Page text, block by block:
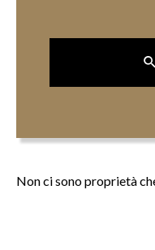
Non ci sono proprietà